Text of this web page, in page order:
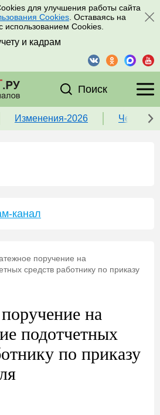
для улучшения работы сайта
Cookies . Оставаясь на
использованием Cookies.
и кадрам
Поиск
Изменения-2026 Чек-
канал
поручение на
средств работнику по приказу
на
подотчетных
по приказу